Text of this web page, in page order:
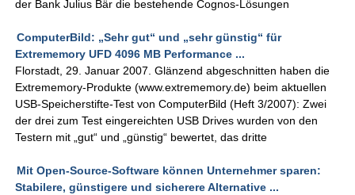
der Bank Julius Bär die bestehende Cognos-Lösungen
ComputerBild: „Sehr gut“ und „sehr günstig“ für
Extrememory UFD 4096 MB Performance ...
Florstadt, 29. Januar 2007. Glänzend abgeschnitten haben die
Extrememory-Produkte (www.extrememory.de) beim aktuellen
USB-Speicherstifte-Test von ComputerBild (Heft 3/2007): Zwei
der drei zum Test eingereichten USB Drives wurden von den
Testern mit „gut“ und „günstig“ bewertet, das dritte
Mit Open-Source-Software können Unternehmer sparen:
Stabilere, günstigere und sicherere Alternative ...